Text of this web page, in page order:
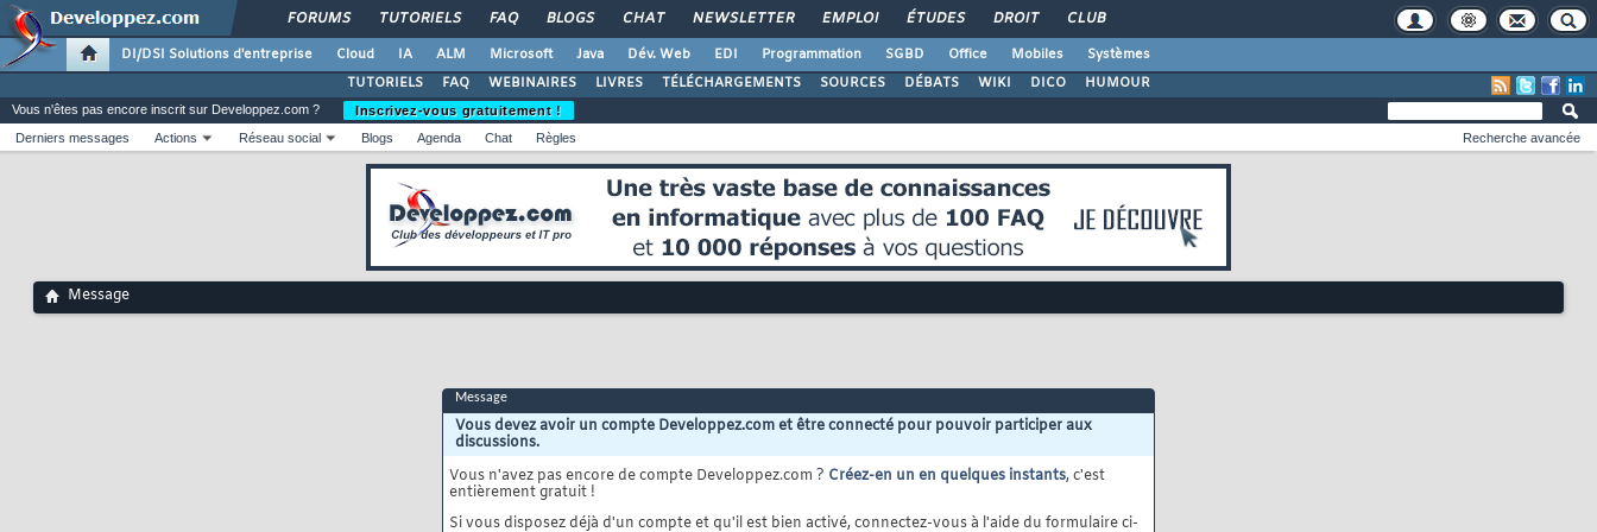
FORUMS TUTORIELS FAQ BLOGS CHAT NEWSLETTER EMPLOI ÉTUDES DROIT CLUB
DI/DSI Solutions d'entreprise Cloud IA ALM Microsoft Java Dév. Web EDI Programmation SGBD Office Mobiles
Systèmes
TUTORIELS
FAQ WEBINAIRES LIVRES TÉLÉCHARGEMENTS SOURCES DÉBATS WIKI DICO HUMOUR
Vous n'êtes pas encore inscrit sur Developpez.com ?
Inscrivez-vous gratuitement !
Derniers messages
Actions Réseau social Blogs Agenda Chat Règles Recherche avancée
Message
Message
Vous devez avoir un compte Developpez.com et être connecté pour pouvoir participer aux
discussions.
Vous n'avez pas encore de compte Developpez.com ? Créez-en un en quelques instants, c'est
entièrement gratuit !
Si vous disposez déjà d'un compte et qu'il est bien activé, connectez-vous à l'aide du formulaire ci-